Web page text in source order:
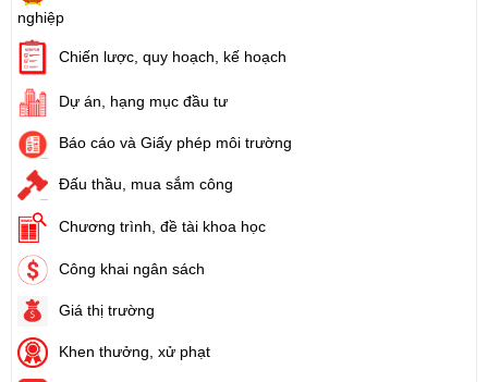
nghiệp
Chiến lược, quy hoạch, kế hoạch
Dự án, hạng mục đầu tư
Báo cáo và Giấy phép môi trường
Đấu thầu, mua sắm công
Chương trình, đề tài khoa học
Công khai ngân sách
Giá thị trường
Khen thưởng, xử phạt